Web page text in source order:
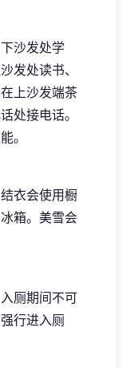
沙发处学
发处读书、
上沙发端茶
处接电话。
。
结衣会使用橱
箱。 美雪会
厕期间不可
行进入厕